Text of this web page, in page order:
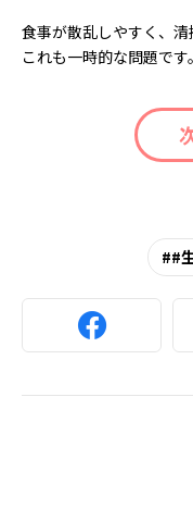
食事が散乱しやすく、清
これも一時的な問題です。
#